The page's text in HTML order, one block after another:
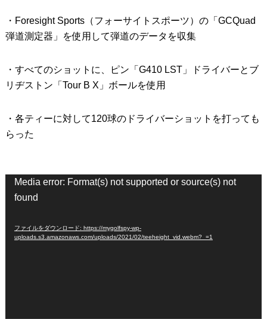
・Foresight Sports（フォーサイトスポーツ）の「GCQuad
弾道測定器」を使用して弾道のデータを収集
・すべてのショットに、ピン「G410 LST」ドライバーとブ
リヂストン「Tour B X」ボールを使用
・各ティーに対して120球のドライバーショットを打っても
らった
Media error: Format(s) not supported or source(s) not
found
ファイルをダウンロード: https://mygolfspy-wp-
uploads.s3.amazonaws.com/uploads/2021/02/teeheight_vid.webm?_=1